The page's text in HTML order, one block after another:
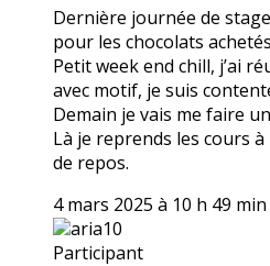
Dernière journée de
pour les chocolats
Petit week end chill, j’ai
avec motif, je suis
Demain je vais me faire
Là je reprends les cours à
de repos.
4 mars 2025 à 10 h 49 min
aria10
Participant